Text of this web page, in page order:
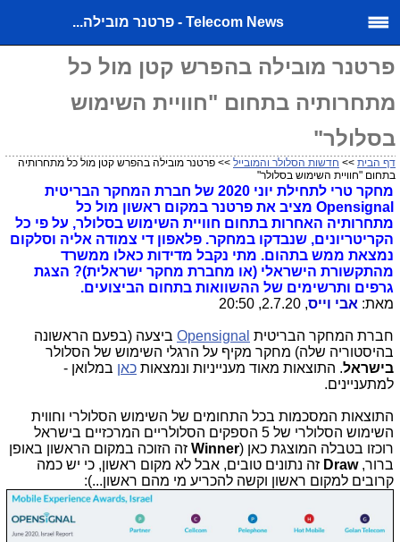
Telecom News - פרטנר מובילה...
פרטנר מובילה בהפרש קטן מול כל
מתחרותיה בתחום "חוויית השימוש
בסלולר"
דף הבית >> חדשות הסלולר והמובייל >> פרטנר מובילה בהפרש קטן מול כל מתחרותיה
בתחום "חוויית השימוש בסלולר"
מחקר טרי לתחילת יוני 2020 של חברת המחקר הבריטית
Opensignal מציב את פרטנר במקום ראשון מול כל
מתחרותיה האחרות בתחום חוויית השימוש בסלולר, על פי כל
הקריטריונים, שנבדקו במחקר. פלאפון די צמודה אליה וסלקום
נמצאת ממש בתהום. מתי נקבל מדידות כאלו ממשרד
מהתקשורת הישראלי (או מחברת מחקר ישראלית)? הצגת
גרפים ותרשימים של ההשוואות בתחום הביצועים.
מאת: אבי וייס, 2.7.20, 20:50
חברת המחקר הבריטית Opensignal ביצעה (בפעם הראשונה
בהיסטוריה שלה) מחקר מקיף על הרגלי השימוש של הסלולר
בישראל. התוצאות מאוד מענייניות ונמצאות כאן במלואן -
למתעניינים.
התוצאות המסכמות בכל התחומים של השימוש הסלולרי וחווית
השימוש הסלולרי של 5 הספקים הסלולריים המרכזיים בישראל
רוכזו בטבלה המוצגת כאן (Winner זה הזוכה במקום הראשון באופן
ברור,Draw זה נתונים טובים, אבל לא מקום ראשון, כי יש כמה
קרובים למקום ראשון וקשה להכריע מי מהם ראשון...):